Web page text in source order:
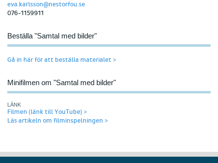
eva.karlsson@nestorfou.se
076-1159911
Beställa "Samtal med bilder"
Gå in här för att beställa materialet >
Minifilmen om "Samtal med bilder"
LÄNK
Filmen (länk till YouTube) >
Läs artikeln om filminspelningen >